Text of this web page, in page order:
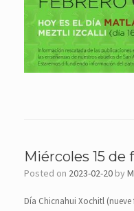
Miércoles 15 de
Posted on 2023-02-20 by
Día Chicnahui Xochitl (nueve